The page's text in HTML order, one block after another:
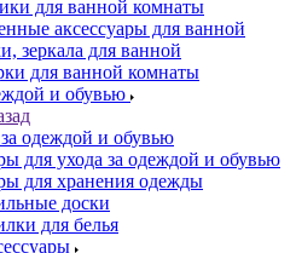
для ванной комнаты
аксессуары для ванной
зеркала для ванной
для ванной комнаты
и обувью
одеждой и обувью
для ухода за одеждой и обувью
для хранения одежды
доски
для белья